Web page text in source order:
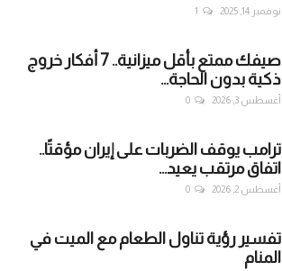
نوفمبر 14, 2025 1
صيفك ممتع بأقل ميزانية.. 7 أفكار خروج
ذكية بدون الحاجة...
أغسطس 3, 2026 0
ترامب يوقف الضربات على إيران مؤقتًا..
اتفاق مرتقب يعيد...
أغسطس 2, 2026 0
تفسير رؤية تناول الطعام مع الميت في
المنام